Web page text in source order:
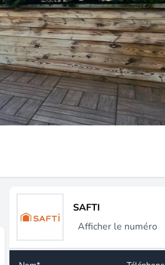
SAFTI
Afficher le numéro